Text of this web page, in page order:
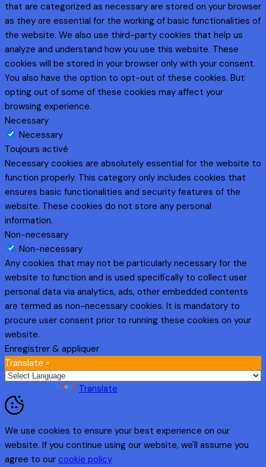
that are categorized as necessary are stored on your browser
as they are essential for the working of basic functionalities of
the website. We also use third-party cookies that help us
analyze and understand how you use this website. These
cookies will be stored in your browser only with your consent.
You also have the option to opt-out of these cookies. But
opting out of some of these cookies may affect your
browsing experience.
Necessary
Necessary
Toujours activé
Necessary cookies are absolutely essential for the website to
function properly. This category only includes cookies that
ensures basic functionalities and security features of the
website. These cookies do not store any personal
information.
Non-necessary
Non-necessary
Any cookies that may not be particularly necessary for the
website to function and is used specifically to collect user
personal data via analytics, ads, other embedded contents
are termed as non-necessary cookies. It is mandatory to
procure user consent prior to running these cookies on your
website.
Enregistrer & appliquer
Translate »
Translate
We use cookies to ensure your best experience on our
website. If you continue using our website, we'll assume you
agree to our cookie policy